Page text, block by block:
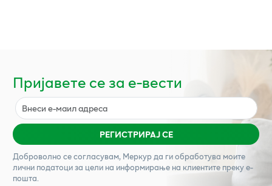
Пријавете се за е-вести
РЕГИСТРИРАЈ СЕ
Доброволно се согласувам, Меркурда ги обработува моите
лични податоци за цели на информирање на клиентите преку е-
пошта.